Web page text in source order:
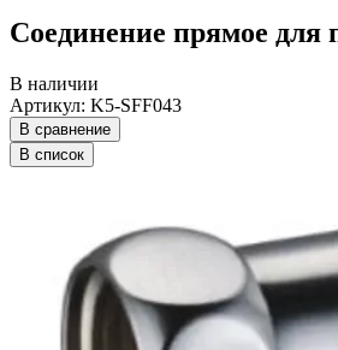
Соединение прямое для
В наличии
Артикул: K5-SFF043
В сравнение
В список